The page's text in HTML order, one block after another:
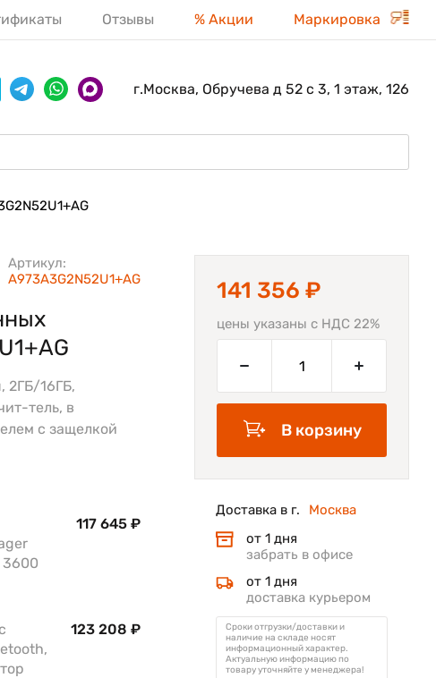
Отзывы % Акции Маркировка
г.Москва, Обручева д 52 с 3, 1 этаж, 126
Артикул:
A973A3G2N52U1+AG
2ГБ/16ГБ,
тель, в
с защелкой
3600
117 645 ₽
123 208 ₽
141 356 ₽
цены указаны с НДС 22%
В корзину
Доставка в г.
Москва
от 1 дня
забрать в офисе
от 1 дня
доставка курьером
Сроки отгрузки/доставки и
наличие на складе носят
информационный характер.
Актуальную информацию по
товару уточняйте у менеджера!